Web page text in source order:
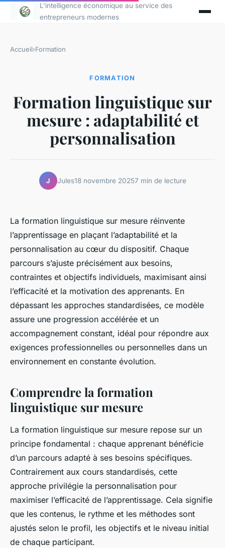
L'intelligence économique au service des
entrepreneurs modernes
Accueil›Formation
FORMATION
Formation linguistique sur
mesure : adaptabilité et
personnalisation
J Jules18 novembre 20257 min de lecture
La formation linguistique sur mesure réinvente
l’apprentissage en plaçant l’adaptabilité et la
personnalisation au cœur du dispositif. Chaque
parcours s’ajuste précisément aux besoins,
contraintes et objectifs individuels, maximisant ainsi
l’efficacité et la motivation des apprenants. En
dépassant les approches standardisées, ce modèle
assure une progression accélérée et un
accompagnement constant, idéal pour répondre aux
exigences professionnelles ou personnelles dans un
environnement en constante évolution.
Comprendre la formation
linguistique sur mesure
La formation linguistique sur mesure repose sur un
principe fondamental : chaque apprenant bénéficie
d’un parcours adapté à ses besoins spécifiques.
Contrairement aux cours standardisés, cette
approche privilégie la personnalisation pour
maximiser l’efficacité de l’apprentissage. Cela signifie
que les contenus, le rythme et les méthodes sont
ajustés selon le profil, les objectifs et le niveau initial
de chaque participant.